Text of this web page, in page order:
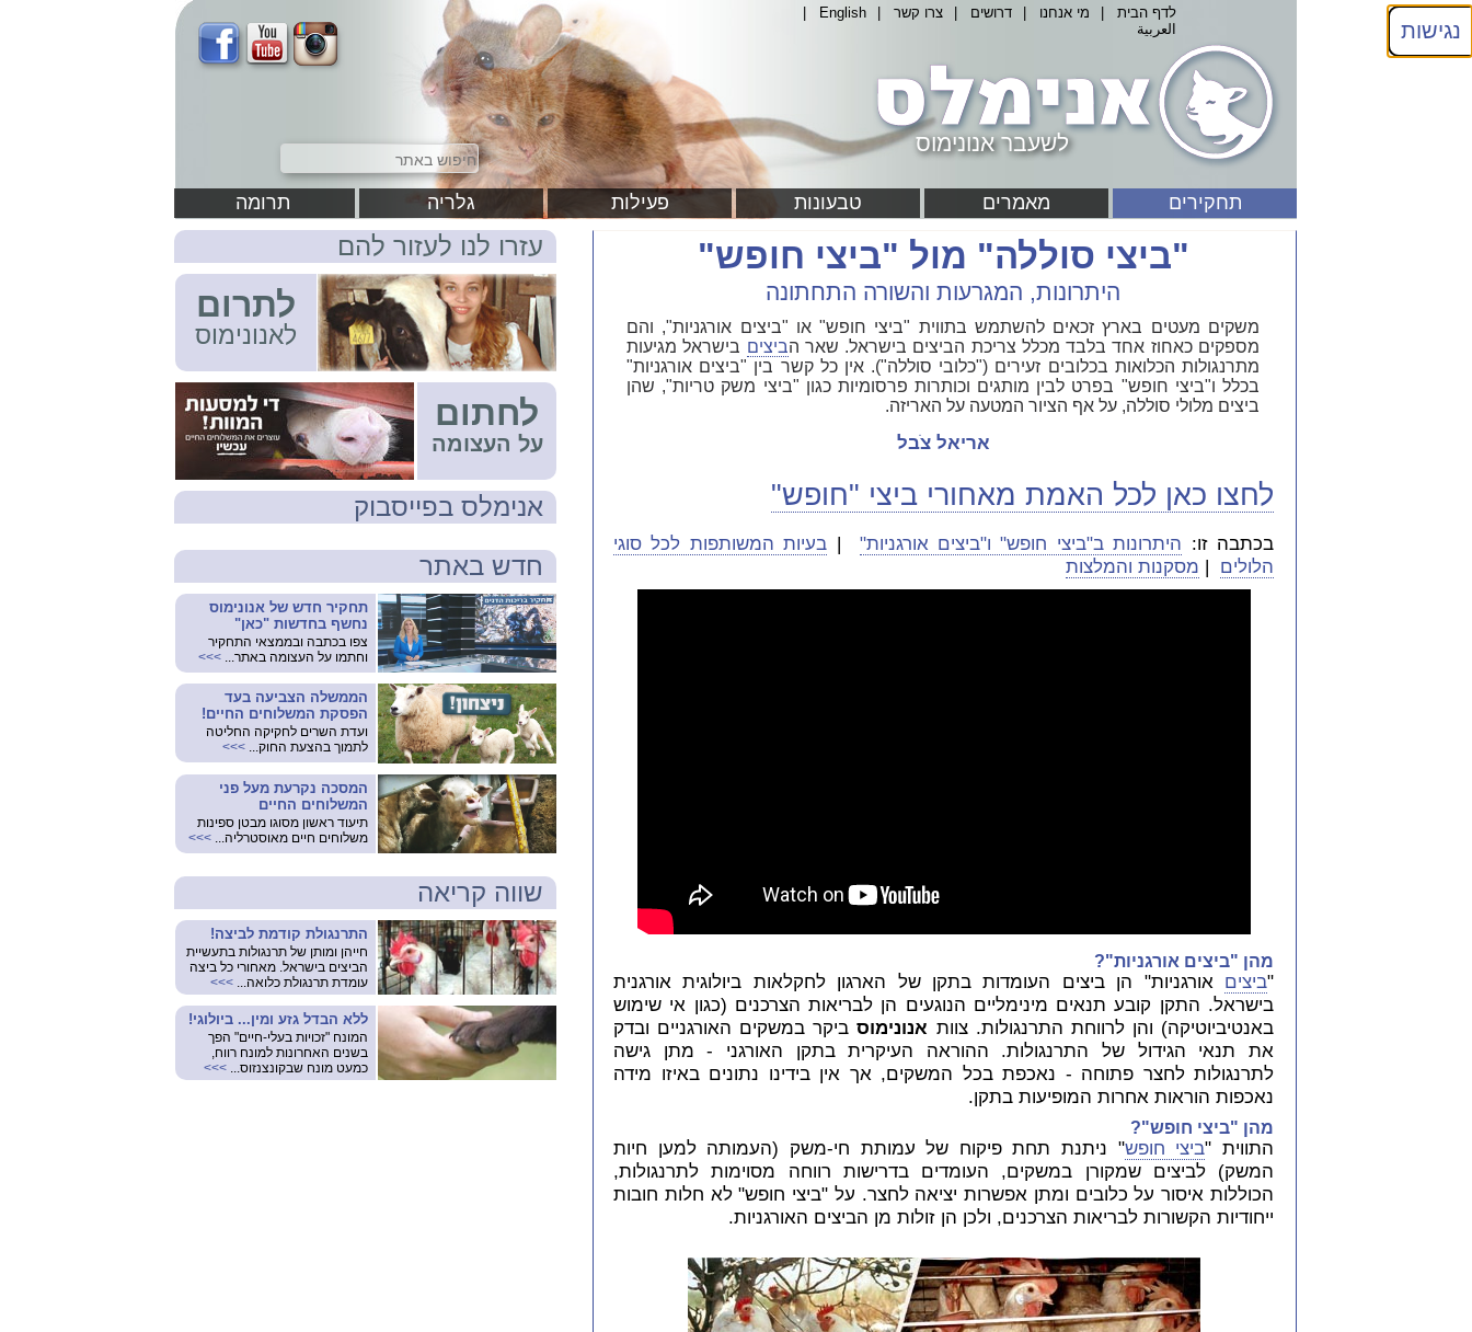
נגישות
תחקירים מאמרים טבעונות פעילות גלריה תרומה
לשעבר אנונימוס
לדף הבית מי אנחנו דרושים צרו קשר English
العربية
"ביצי סוללה" מול "ביצי חופש"
היתרונות, המגרעות והשורה התחתונה
משקים מעטים בארץ זכאים להשתמש בתווית "ביצי חופש" או "ביצים אורגניות", והם
מספקים כאחוז אחד בלבד מכלל צריכת הביצים בישראל. שאר הביצים בישראל מגיעות
מתרנגולות הכלואות בכלובים זעירים ("כלובי סוללה"). אין כל קשר בין "ביצים אורגניות"
בכלל ו"ביצי חופש" בפרט לבין מותגים וכותרות פרסומיות כגון "ביצי משק טריות", שהן
ביצים מלולי סוללה, על אף הציור המטעה על האריזה.
אריאל צֹבל
לחצו כאן לכל האמת מאחורי ביצי "חופש"
בכתבה זו: היתרונות ב"ביצי חופש" ו"ביצים אורגניות"
בעיות המשותפות לכל סוגי
הלולים
מסקנות והמלצות
מהן "ביצים אורגניות"?
"ביצים אורגניות" הן ביצים העומדות בתקן של הארגון לחקלאות ביולוגית אורגנית
בישראל. התקן קובע תנאים מינימליים הנוגעים הן לבריאות הצרכנים (כגון אי שימוש
באנטיביוטיקה) והן לרווחת התרנגולות. צוות אנונימוסביקר במשקים האורגניים ובדק
את תנאי הגידול של התרנגולות. ההוראה העיקרית בתקן האורגני - מתן גישה
לתרנגולות לחצר פתוחה - נאכפת בכל המשקים, אך אין בידינו נתונים באיזו מידה
נאכפות הוראות אחרות המופיעות בתקן.
מהן "ביצי חופש"?
התווית "ביצי חופש" ניתנת תחת פיקוח של עמותת חי-משק (העמותה למען חיות
המשק) לביצים שמקורן במשקים, העומדים בדרישות רווחה מסוימות לתרנגולות,
הכוללות איסור על כלובים ומתן אפשרות יציאה לחצר. על "ביצי חופש" לא חלות חובות
ייחודיות הקשורות לבריאות הצרכנים, ולכן הן זולות מן הביצים האורגניות.
עזרו לנו לעזור להם
לתרום
לאנונימוס
לחתום
על העצומה
אנימלס בפייסבוק
חדש באתר
תחקיר חדש של אנונימוס
נחשף בחדשות "כאן"
צפו בכתבה ובממצאי התחקיר
וחתמו על העצומה באתר... >>>
הממשלה הצביעה בעד
הפסקת המשלוחים החיים!
ועדת השרים לחקיקה החליטה
לתמוך בהצעת החוק... >>>
המסכה נקרעת מעל פני
המשלוחים החיים
תיעוד ראשון מסוגו מבטן ספינות
משלוחים חיים מאוסטרליה... >>>
שווה קריאה
התרנגולת קודמת לביצה!
חייהן ומותן של תרנגולות בתעשיית
הביצים בישראל. מאחורי כל ביצה
עומדת תרנגולת כלואה... >>>
ללא הבדל גזע ומין... ביולוגי!
המונח "זכויות בעלי-חיים" הפך
בשנים האחרונות למונח רווח,
כמעט מונח שבקונצנזוס... >>>